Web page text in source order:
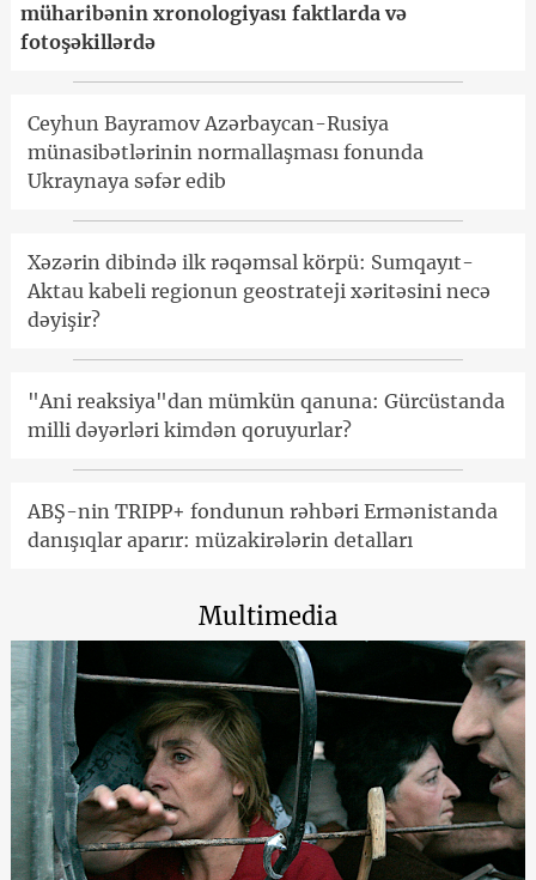
müharibənin xronologiyası faktlarda və
fotoşəkillərdə
Ceyhun Bayramov Azərbaycan-Rusiya
münasibətlərinin normallaşması fonunda
Ukraynaya səfər edib
Xəzərin dibində ilk rəqəmsal körpü: Sumqayıt-
Aktau kabeli regionun geostrateji xəritəsini necə
dəyişir?
"Ani reaksiya"dan mümkün qanuna: Gürcüstanda
milli dəyərləri kimdən qoruyurlar?
ABŞ-nin TRIPP+ fondunun rəhbəri Ermənistanda
danışıqlar aparır: müzakirələrin detalları
Multimedia